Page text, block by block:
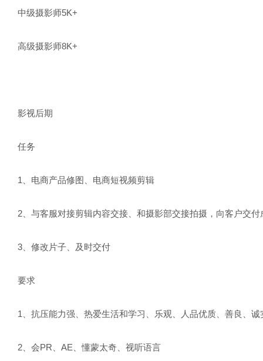
中级摄影师5K+
高级摄影师8K+
影视后期
任务
1、电商产品修图、电商短视频剪辑
2、与客服对接剪辑内容交接、和摄影部交接拍摄，向客户交付
3、修改片子、及时交付
要求
1、抗压能力强、热爱生活和学习、乐观、人品优质、善良、诚
2、会PR、AE、懂蒙太奇、视听语言